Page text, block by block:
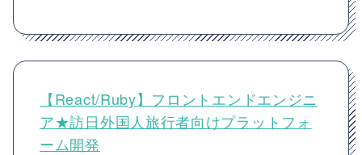
【React/Ruby】フロントエンドエンジニ
ア★訪日外国人旅行者向けプラットフォ
ーム開発